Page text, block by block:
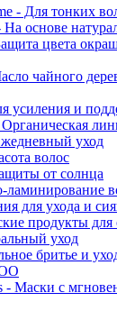
- Для тонких
основе
цвета
чайного
усиления и
уход
волос
от солнца
ламинирование
для ухода и
продукты для
уход
бритье и
- Маски с